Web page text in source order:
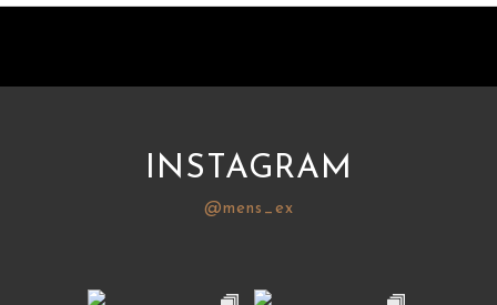
INSTAGRAM
@mens_ex